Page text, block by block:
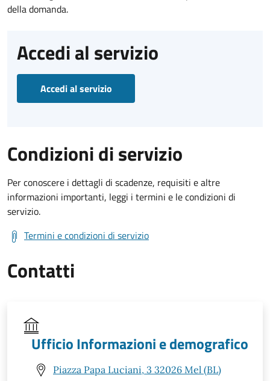
della domanda.
Accedi al servizio
Accedi al servizio
Condizioni di servizio
Per conoscere i dettagli di scadenze, requisiti e altre
informazioni importanti, leggi i termini e le condizioni di
servizio.
Termini e condizioni di servizio
Contatti
Ufficio Informazioni e demografico
Piazza Papa Luciani, 3 32026 Mel (BL)